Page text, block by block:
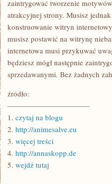
O
TYM,
ŻE
DZIŚ
SIECI
MAMY
STRON
zaintrygować tworzenie
atrakcyjnej strony. Musisz
konstruowanie witryn
musisz postawić na witrynę
internetowa musi przykuwać
będziesz mógł następnie
sprzedawanymi. Bez żadnych
źródło:
———————————
1. czytaj na blogu
2. http://animesalve.eu
3. więcej treści
4. http://annaskopp.de
5. wejdź tutaj